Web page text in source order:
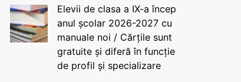
Elevii de clasa a IX-a încep
anul școlar 2026-2027 cu
manuale noi / Cărțile sunt
gratuite și diferă în funcție
de profil și specializare